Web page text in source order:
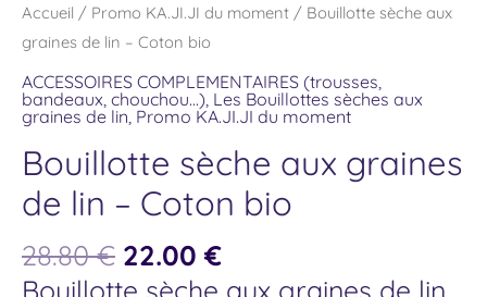
Accueil / Promo KA.JI.JI du moment / Bouillotte sèche aux
graines de lin – Coton bio
ACCESSOIRES COMPLEMENTAIRES (trousses,
bandeaux, chouchou...), Les Bouillottes sèches aux
graines de lin, Promo KA.JI.JI du moment
Bouillotte sèche aux graines
de lin – Coton bio
28.80€ 22.00€
Bouillotte sèche aux graines de lin